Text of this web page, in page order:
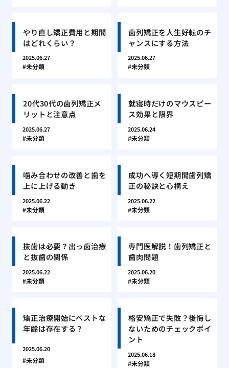
やり直し矯正費用と期間
はどれくらい？
2025.06.27
未分類
歯列矯正を人生好転のチ
ャンスにする方法
2025.06.27
未分類
20代30代の歯列矯正メ
リットと注意点
2025.06.27
未分類
就寝時だけのマウスピー
ス効果と限界
2025.06.24
未分類
噛み合わせの改善と歯を
上に上げる動き
2025.06.22
未分類
成功へ導く短期間歯列矯
正の秘訣と心構え
2025.06.22
未分類
抜歯は必要？出っ歯治療
と抜歯の関係
2025.06.22
未分類
専門医解説！歯列矯正と
歯肉問題
2025.06.20
未分類
矯正治療開始にベストな
年齢は存在する？
2025.06.20
未分類
格安矯正で失敗？後悔し
ないためのチェックポイ
ント
2025.06.18
未分類